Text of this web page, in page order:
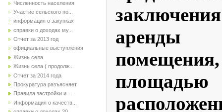
Численность населения
Участие сельского по...
информация о закупках
справки о доходах му...
Отчет за 2013 год
официальные выступления
Жизнь села
Жизнь села ( продолж...
Отчет за 2014 года
Прокуратура разъясняет
Правила застройки и ...
Информация о качеств...